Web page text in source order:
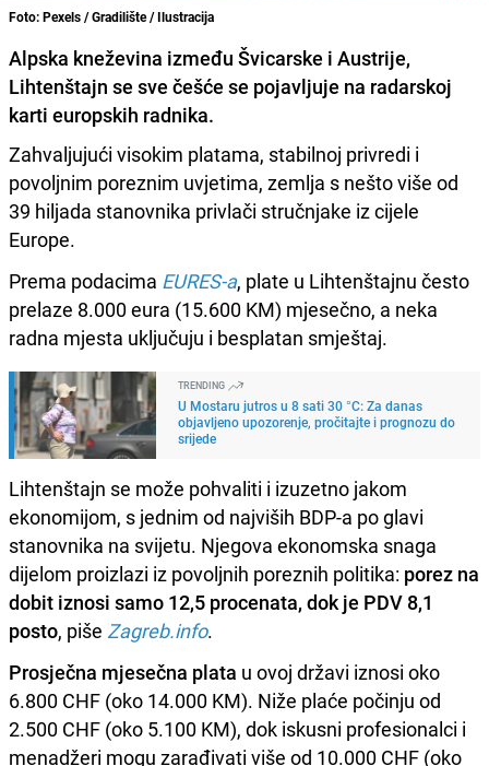
Foto: Pexels / Gradilište / Ilustracija
Alpska kneževina između Švicarske i Austrije,
Lihtenštajn se sve češće se pojavljuje na radarskoj
karti europskih radnika.
Zahvaljujući visokim platama, stabilnoj privredi i
povoljnim poreznim uvjetima, zemlja s nešto više od
39 hiljada stanovnika privlači stručnjake iz cijele
Europe.
Prema podacima EURES-a, plate u Lihtenštajnu često
prelaze 8.000 eura (15.600 KM) mjesečno, a neka
radna mjesta uključuju i besplatan smještaj.
TRENDING
U Mostaru jutros u 8 sati 30 °C: Za danas
objavljeno upozorenje, pročitajte i prognozu do
srijede
Lihtenštajn se može pohvaliti i izuzetno jakom
ekonomijom, s jednim od najviših BDP-a po glavi
stanovnika na svijetu. Njegova ekonomska snaga
dijelom proizlazi iz povoljnih poreznih politika: porez na
dobit iznosi samo 12,5 procenata, dok je PDV 8,1
posto, piše Zagreb.info.
Prosječna mjesečna plata u ovoj državi iznosi oko
6.800 CHF (oko 14.000 KM). Niže plaće počinju od
2.500 CHF (oko 5.100 KM), dok iskusni profesionalci i
menadžeri mogu zarađivati više od 10.000 CHF (oko